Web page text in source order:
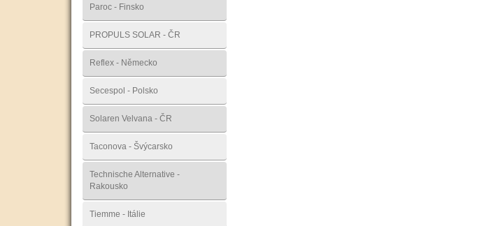
Paroc - Finsko
PROPULS SOLAR - ČR
Reflex - Německo
Secespol - Polsko
Solaren Velvana - ČR
Taconova - Švýcarsko
Technische Alternative -
Rakousko
Tiemme - Itálie